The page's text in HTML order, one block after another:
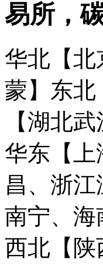
易所，
华北【北
蒙】 东北
【湖北
华东【上
昌、浙
南宁、海
西北【陕